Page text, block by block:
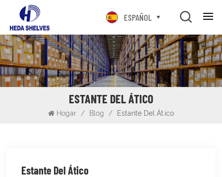
ESPAÑOL
ESTANTE DEL ÁTICO
Hogar / Blog / Estante Del Ático
Estante Del Ático